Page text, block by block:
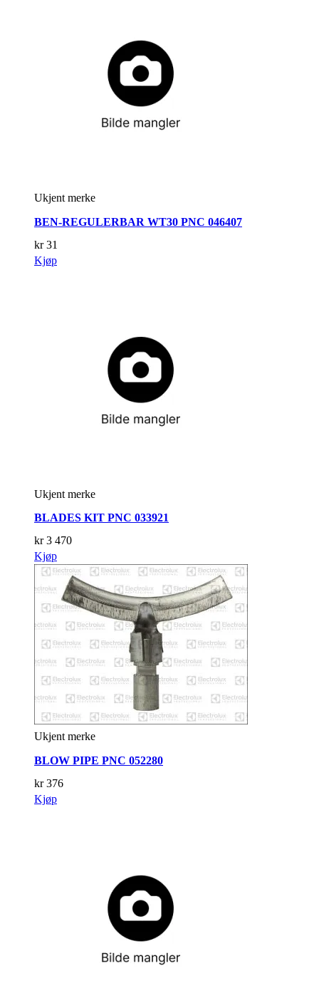
Ukjent merke
BEN-REGULERBAR WT30 PNC 046407
kr31
Kjøp
Ukjent merke
BLADES KIT PNC 033921
kr3 470
Kjøp
Ukjent merke
BLOW PIPE PNC 052280
kr376
Kjøp